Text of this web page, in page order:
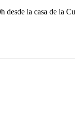
desde la casa de la